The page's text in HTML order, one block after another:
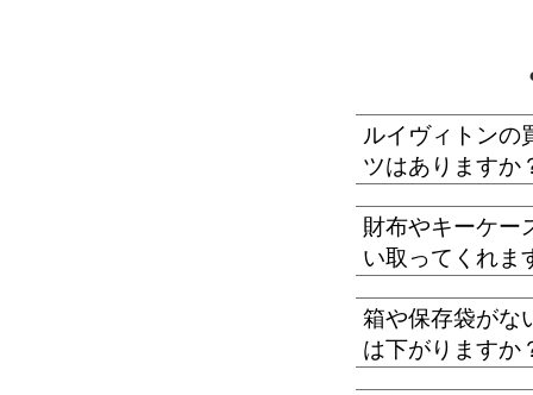
ルイヴィトンの
ツはありますか
財布やキーケー
い取ってくれま
箱や保存袋がな
は下がりますか